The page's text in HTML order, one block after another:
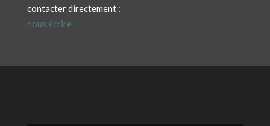
contacter directement :
nous écrire